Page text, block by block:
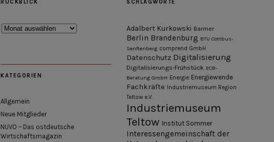
RÜCKBLICK
Rückblick
KATEGORIEN
Allgemein
Neue Mitglieder
NUVO – Das ostdeutsche
Wirtschaftsmagazin
SCHLAGWORTE
Adalbert Kurkowski Barmer
Berlin Brandenburg BTU Cottbus-
Senftenberg comprend GmbH
Datenschutz Digitalisierung
Digitalisierungs-Frühstück ECB-
Beratung GmbH Energie Energiewende
Fachkräfte Industriemuseum Region
Teltow e.V.
Industriemuseum
Teltow Institut Sommer
Interessengemeinschaft der